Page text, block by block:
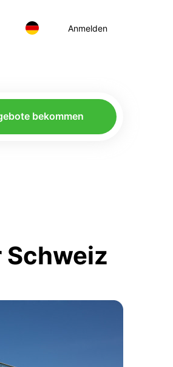
Anmelden
bekommen